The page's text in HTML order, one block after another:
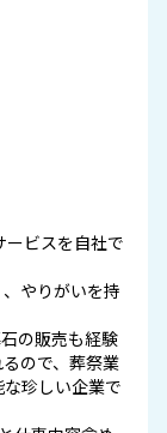
ビスを自社で
やりがいを持
の販売も経験
ので、葬祭業
珍しい企業で